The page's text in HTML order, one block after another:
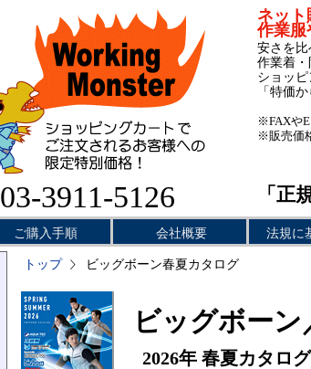
03-3911-5126
ネット
作業服
安さを比
作業着・
ショッ
「特価
※FAXやE
※販売価
「正
ご購入手順 会社概要 法規に
トップ ビッグボーン春夏カタログ
ビッグボーン
2026年 春夏カタロ